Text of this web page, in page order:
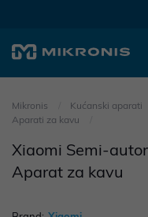
Mikronis Kućanski aparati
Aparati za kavu
Xiaomi Semi-
Aparat za kavu